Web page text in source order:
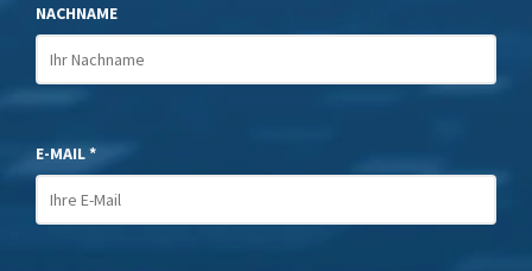
NACHNAME
E-MAIL *